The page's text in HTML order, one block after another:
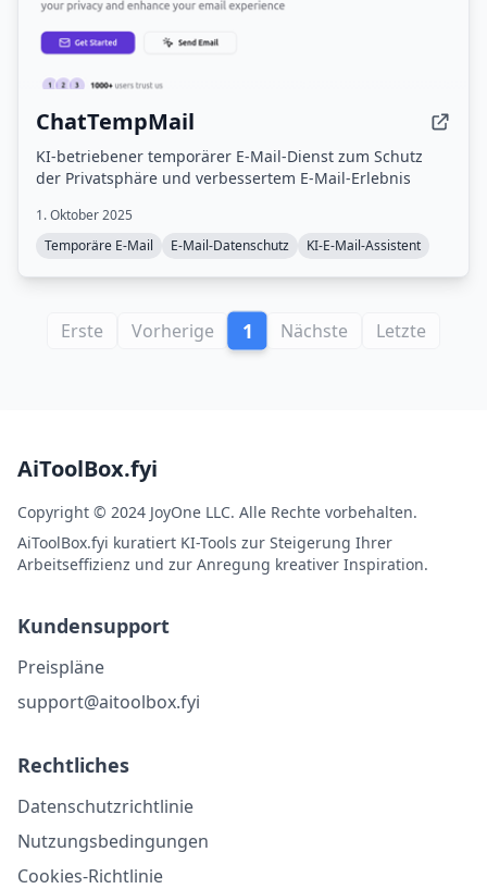
ChatTempMail
KI-betriebener temporärer E-Mail-Dienst zum Schutz
der Privatsphäre und verbessertem E-Mail-Erlebnis
1. Oktober 2025
Temporäre E-Mail
E-Mail-Datenschutz KI-E-Mail-Assistent
Erste Vorherige 1 Nächste Letzte
AiToolBox.fyi
Copyright © 2024 JoyOne LLC. Alle Rechte vorbehalten.
AiToolBox.fyi kuratiert KI-Tools zur Steigerung Ihrer
Arbeitseffizienz und zur Anregung kreativer Inspiration.
Kundensupport
Preispläne
support@aitoolbox.fyi
Rechtliches
Datenschutzrichtlinie
Nutzungsbedingungen
Cookies-Richtlinie